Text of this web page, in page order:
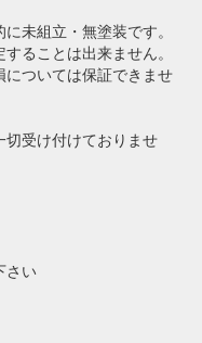
未組立・無塗装です。
ることは出来ません。
については保証できませ
切受け付けておりませ
さい